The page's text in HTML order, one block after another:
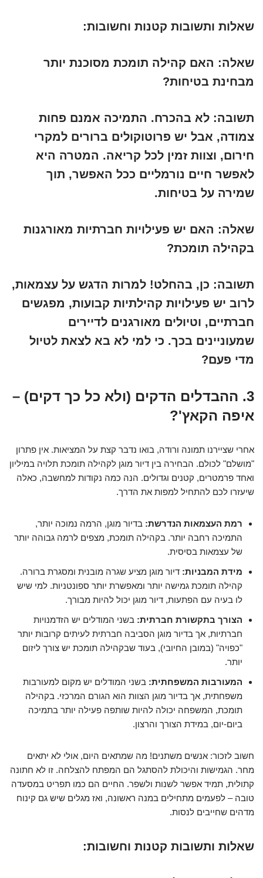
שאלות ותשובות קטנות וחשובות:
שאלה: האם קהילה תומכת מסוכנת יותר
מבחינת בטיחות?
תשובה: לא בהכרח. התמיכה אמנם פחות
צמודה, אבל יש פרוטוקולים ברורים למקרי
חירום, וצוות זמין לכל קריאה. המטרה היא
לאפשר חיים נורמליים ככל האפשר, תוך
שמירה על בטיחות.
שאלה: האם יש פעילויות חברתיות מאורגנות
בקהילה תומכת?
תשובה: כן, בהחלט! למרות הדגש על עצמאות,
לרוב יש פעילויות קהילתיות קבועות, מפגשים
חברתיים, וטיולים מאורגנים לדיירים
שמעוניינים בכך. כי למי לא בא לצאת לטיול
מדי פעם?
3. ההבדלים הדקים (ולא כל כך דקים) –
איפה הקאץ'?
אחרי שציירנו תמונה ורודה, בואו נדבר קצת על המציאות. אין פתרון
"מושלם" לכולם. הבחירה בין דיור מוגן לקהילה תומכת תלויה במיליון
ואחד פרמטרים, קטנים וגדולים. הנה כמה נקודות למחשבה, כאלה
שיעזרו לכם להתחיל למפות את הדרך.
רמת העצמאות הנדרשת: בדיור מוגן, הרמה נמוכה יותר,
התמיכה רחבה יותר. בקהילה תומכת, מצפים לרמה גבוהה יותר
של עצמאות בסיסית.
מידת המבניות: דיור מוגן מציע שגרה מובנית ומסגרת ברורה.
קהילה תומכת גמישה יותר ומאפשרת יותר ספונטניות. למי שיש
לו בעיה עם הפתעות, דיור מוגן יכול להיות מבורך.
הצורך בתקשורת חברתית: בשני המודלים יש הזדמנויות
חברתיות, אך בדיור מוגן הסביבה חברתית לעיתים קרובות יותר
"כפויה" (במובן החיובי), בעוד שבקהילה תומכת יש צורך ליזום
יותר.
המעורבות המשפחתית: בשני המודלים יש מקום למעורבות
משפחתית, אך בדיור מוגן הצוות הוא הגורם המרכזי. בקהילה
תומכת, המשפחה יכולה להיות שותפה פעילה יותר בתמיכה
ביום-יום, במידת הצורך והרצון.
חשוב לזכור: אנשים משתנים! מה שמתאים היום, אולי לא יתאים
מחר. הגמישות והיכולת להסתגל הם המפתח להצלחה. זו לא חתונה
קתולית, תמיד אפשר לשנות ולשפר. החיים הם כמו תפריט במסעדה
טובה – לפעמים מתחילים במנה ראשונה, ואז מגלים שיש גם קינוח
מדהים שחייבים לנסות.
שאלות ותשובות קטנות וחשובות: